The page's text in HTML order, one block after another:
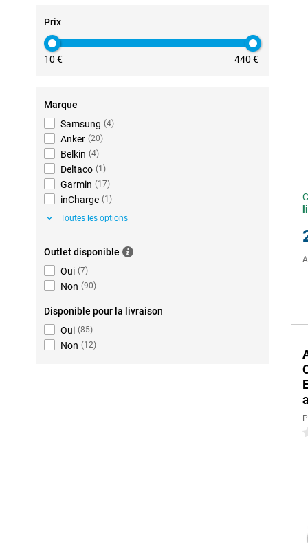
Prix
10 € 440 €
Marque
Samsung (4)
Anker (20)
Belkin (4)
Deltaco (1 )
Garmin (17)
inCharge (1 )
Toutes les options
Outlet disponible
Oui (7)
Non (90)
Disponible pour la livraison
Oui (85)
Non (12)